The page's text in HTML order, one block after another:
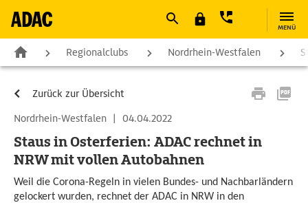
MENÜ
Regionalclubs Nordrhein-Westfalen
Zurück zur Übersicht
Nordrhein-Westfalen | 04.04.2022
Staus in Osterferien: ADAC rechnet in
NRW mit vollen Autobahnen
Weil die Corona-Regeln in vielen Bundes- und Nachbarländern
gelockert wurden, rechnet der ADAC in NRW in den